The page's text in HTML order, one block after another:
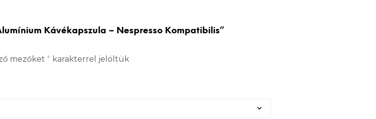
Kávékapszula – Nespresso Kompatibilis”
mezőket * karakterrel jelöltük